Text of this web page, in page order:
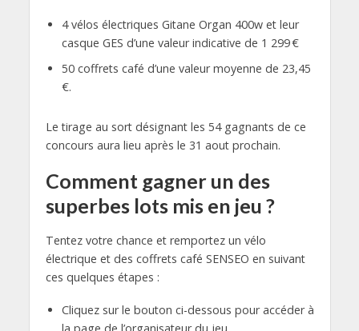
4 vélos électriques Gitane Organ 400w et leur
casque GES d’une valeur indicative de 1 299 €
50 coffrets café d’une valeur moyenne de 23,45
€.
Le tirage au sort désignant les 54 gagnants de ce
concours aura lieu après le 31 aout prochain.
Comment gagner un des
superbes lots mis en jeu ?
Tentez votre chance et remportez un vélo
électrique et des coffrets café SENSEO en suivant
ces quelques étapes :
Cliquez sur le bouton ci-dessous pour accéder à
la page de l’organisateur du jeu